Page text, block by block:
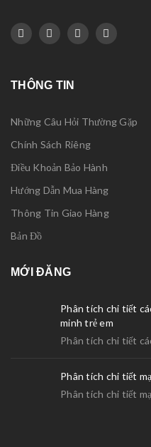
THÔNG TIN
Những Câu Hỏi Thường Gặp
Chính Sách Riêng
Điều Khoản Bảo Hành
Hướng Dẫn Mua Hàng
Thông Tin Giao Hàng
Bản Đồ
MỚI ĐĂNG
Phân tích chi tiết
minh trẻ em
Phân tích chi tiết
Phân tích chi tiết
Phân tích chi tiết